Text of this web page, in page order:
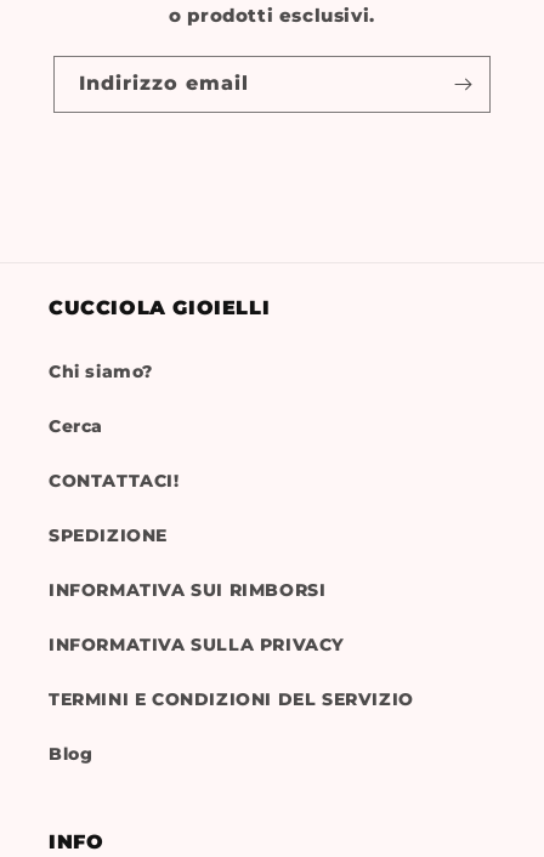
o prodotti esclusivi.
Indirizzo email
CUCCIOLA GIOIELLI
Chi siamo?
Cerca
CONTATTACI!
SPEDIZIONE
INFORMATIVA SUI RIMBORSI
INFORMATIVA SULLA PRIVACY
TERMINI E CONDIZIONI DEL SERVIZIO
Blog
INFO